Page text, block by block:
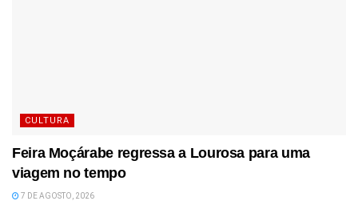
CULTURA
Feira Moçárabe regressa a Lourosa para uma
viagem no tempo
7 DE AGOSTO, 2026